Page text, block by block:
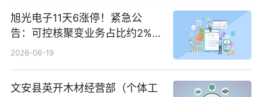
旭光电子11天6涨停！紧急公
告：可控核聚变业务占比约2%！
前沿热点
2026-06-19
文安县英开木材经营部（个体工